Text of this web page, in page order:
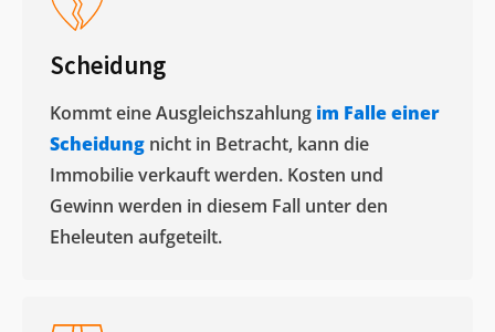
Scheidung
Kommt eine Ausgleichszahlung im Falle einer
Scheidung nicht in Betracht, kann die
Immobilie verkauft werden. Kosten und
Gewinn werden in diesem Fall unter den
Eheleuten aufgeteilt.​